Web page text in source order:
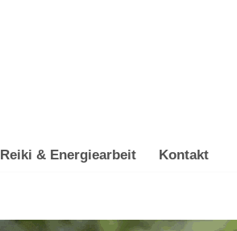
Reiki & Energiearbeit Kontakt